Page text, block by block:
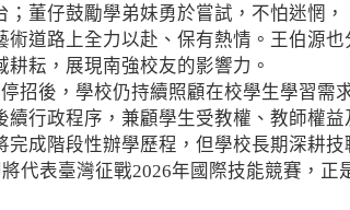
董仔鼓勵學弟妹勇於嘗試，不怕迷惘
道路上全力以赴、保有熱情。王伯源也
耘，展現南強校友的影響力。
招後，學校仍持續照顧在校學生學習需
行政程序，兼顧學生受教權、教師權
成階段性辦學歷程，但學校長期深耕
代表臺灣征戰2026年國際技能競賽，